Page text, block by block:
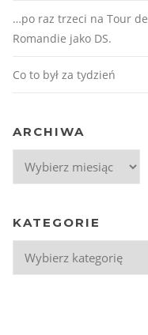
…po raz trzeci na Tour de
Romandie jako DS.
Co to był za tydzień
ARCHIWA
Archiwa
KATEGORIE
Kategorie